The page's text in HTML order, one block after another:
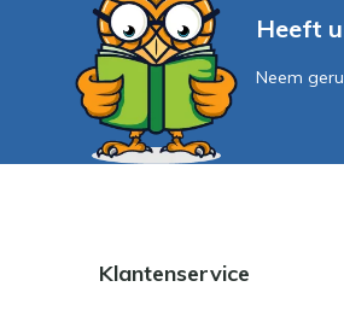
Heeft
Neem
Klantenservice